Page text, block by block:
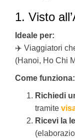
1. Visto
Ideale per:
✈️ Viaggiatori
(Hanoi, Ho Chi
Come funziona:
Richiedi
tramite
Ricevi la